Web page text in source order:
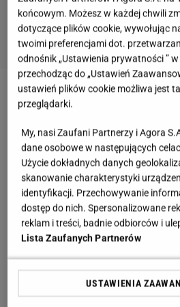
Zobacz wideo
Miniszklarnia z
Lagerstroemia indica:
ogrodowych. Tym przyciąga
Lagerstroemia indyjskato
wśródroślin ozdobnych-
spektakularnym wyglądem,
długim okresem kwitnienia.
pojawiają się w lipcu i zdobią
końcowym. Możesz w każdej chwili
dotyczące plików cookie, wywołując
twoimi preferencjami dot.
odnośnik „Ustawienia prywatności ”
przechodząc do „Ustawień
ustawień plików cookie możliwa jest
przeglądarki.
My, nasi Zaufani Partnerzy i Agora
dane osobowe w następujących
Użycie dokładnych danych
skanowanie charakterystyki
identyfikacji. Przechowywanie
dostęp do nich. Spersonalizowane
reklam i treści, badnie odbiorców i
Lista Zaufanych Partnerów
USTAWIENIA